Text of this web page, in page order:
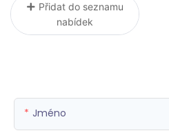
Přidat do seznamu
nabídek
Jméno